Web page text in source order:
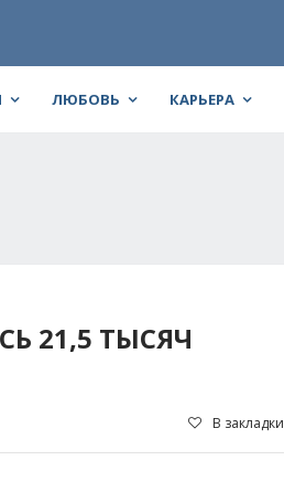
ЛЮБОВЬ КАРЬЕРА
21,5 ТЫСЯЧ
В закладки